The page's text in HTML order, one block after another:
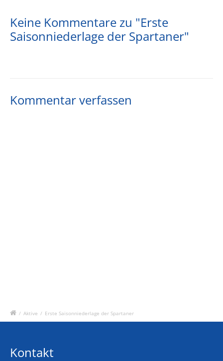
Keine Kommentare zu "Erste
Saisonniederlage der Spartaner"
Kommentar verfassen
/ Aktive / Erste Saisonniederlage der Spartaner
Kontakt